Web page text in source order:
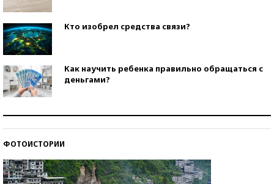
Кто изобрел средства связи?
Как научить ребенка правильно обращаться с
деньгами?
ФОТОИСТОРИИ